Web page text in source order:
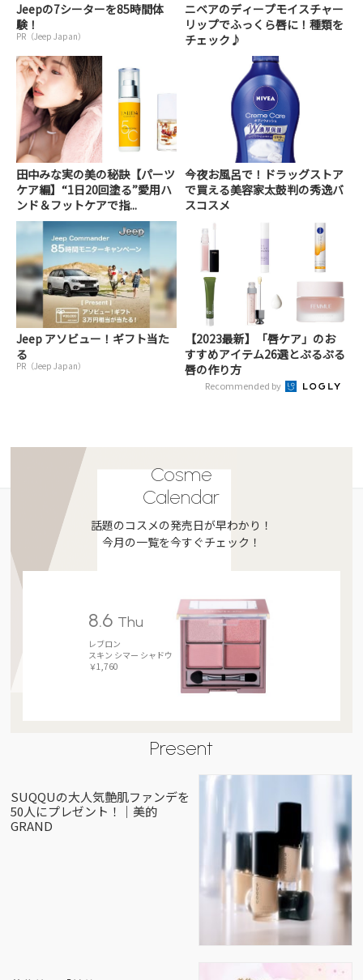
Jeepの7シーターを85時間体
験！
PR（Jeep Japan）
ニベアのディープモイスチャー
リップでふっくら唇に！種類を
チェック♪
田中みな実の美の秘訣【パーツ
ケア編】“1日20回塗る”愛用ハ
ンド＆フットケアで指...
今夜お風呂で！ドラッグストア
で買える美容家太鼓判の秀逸バ
スコスメ
Jeep アソビュー！ギフト当た
る
PR（Jeep Japan）
【2023最新】「唇ケア」のお
すすめアイテム26選とぷるぷる
唇の作り方
Recommended by
Cosme
Calendar
話題のコスメの発売日が早わかり！
今月の一覧を今すぐチェック！
8.6 Thu
レブロン
スキン シマー シャドウ
￥1,760
Present
SUQQUの大人気艶肌ファンデを
50人にプレゼント！｜美的
GRAND